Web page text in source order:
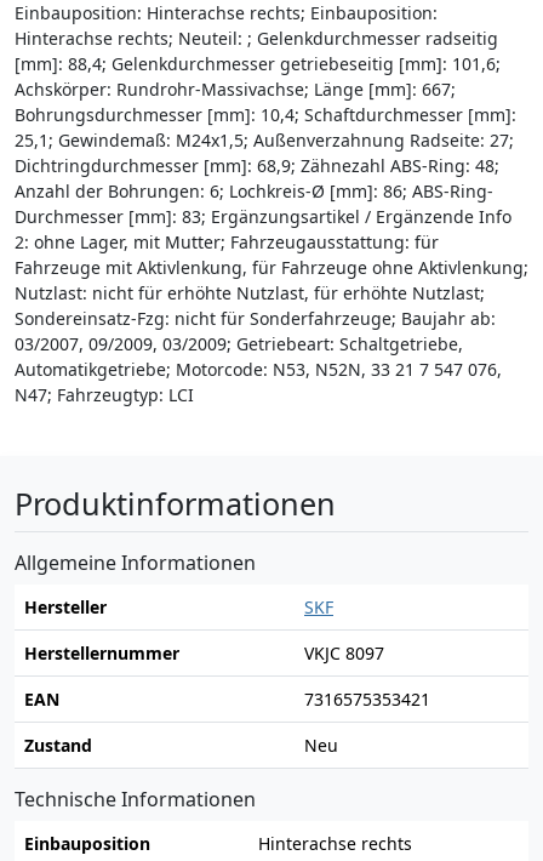
Einbauposition: Hinterachse rechts; Einbauposition:
Hinterachse rechts; Neuteil: ; Gelenkdurchmesser radseitig
[mm]: 88,4; Gelenkdurchmesser getriebeseitig [mm]: 101,6;
Achskörper: Rundrohr-Massivachse; Länge [mm]: 667;
Bohrungsdurchmesser [mm]: 10,4; Schaftdurchmesser [mm]:
25,1; Gewindemaß: M24x1,5; Außenverzahnung Radseite: 27;
Dichtringdurchmesser [mm]: 68,9; Zähnezahl ABS-Ring: 48;
Anzahl der Bohrungen: 6; Lochkreis-Ø [mm]: 86; ABS-Ring-
Durchmesser [mm]: 83; Ergänzungsartikel / Ergänzende Info
2: ohne Lager, mit Mutter; Fahrzeugausstattung: für
Fahrzeuge mit Aktivlenkung, für Fahrzeuge ohne Aktivlenkung;
Nutzlast: nicht für erhöhte Nutzlast, für erhöhte Nutzlast;
Sondereinsatz-Fzg: nicht für Sonderfahrzeuge; Baujahr ab:
03/2007, 09/2009, 03/2009; Getriebeart: Schaltgetriebe,
Automatikgetriebe; Motorcode: N53, N52N, 33 21 7 547 076,
N47; Fahrzeugtyp: LCI
Produktinformationen
Allgemeine Informationen
Hersteller
SKF
Herstellernummer
VKJC 8097
EAN
7316575353421
Zustand
Neu
Technische Informationen
Einbauposition Hinterachse rechts